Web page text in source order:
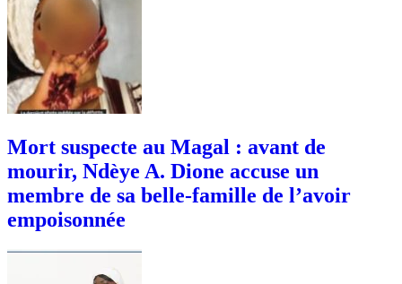
Mort suspecte au Magal : avant de
mourir, Ndèye A. Dione accuse un
membre de sa belle-famille de l’avoir
empoisonnée